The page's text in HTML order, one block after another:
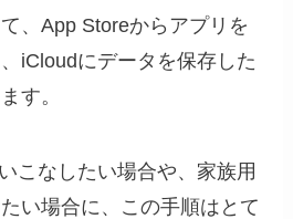
、App Storeからアプリを
iCloudにデータを保存した
す。
こなしたい場合や、家族用
い場合に、この手順はとて